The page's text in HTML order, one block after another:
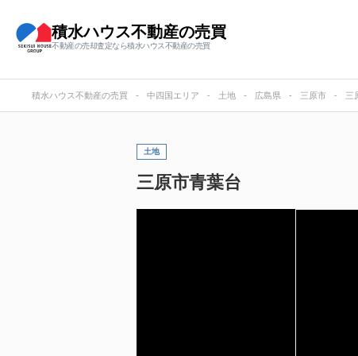
積水ハウス不動産の売買
不動産の売却査定なら積水ハウス不動産の売買
積水ハウス不動産の売買 中四国エリア 土地 広島県 三原市 三
土地
三原市青葉台